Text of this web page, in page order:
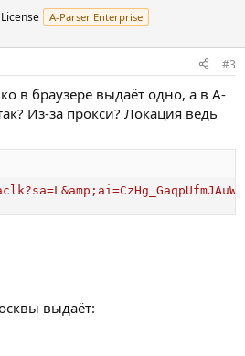
A-Parser Enterprise
#3
в браузере выдаёт одно, а в A-
Из-за прокси? Локация ведь
&amp;
выдаёт: